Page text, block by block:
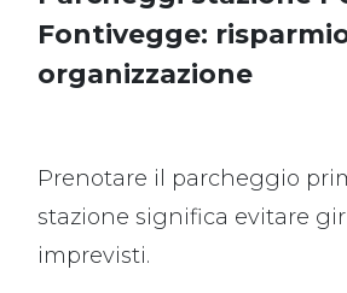
Fontivegge:
organizzazione
Prenotare il parcheggio
stazione significa evitare
imprevisti.